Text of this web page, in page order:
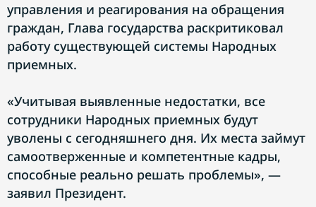
управления и реагирования на обращения
граждан, Глава государства раскритиковал
работу существующей системы Народных
приемных.
«Учитывая выявленные недостатки, все
сотрудники Народных приемных будут
уволены с сегодняшнего дня. Их места займут
самоотверженные и компетентные кадры,
способные реально решать проблемы», —
заявил Президент.